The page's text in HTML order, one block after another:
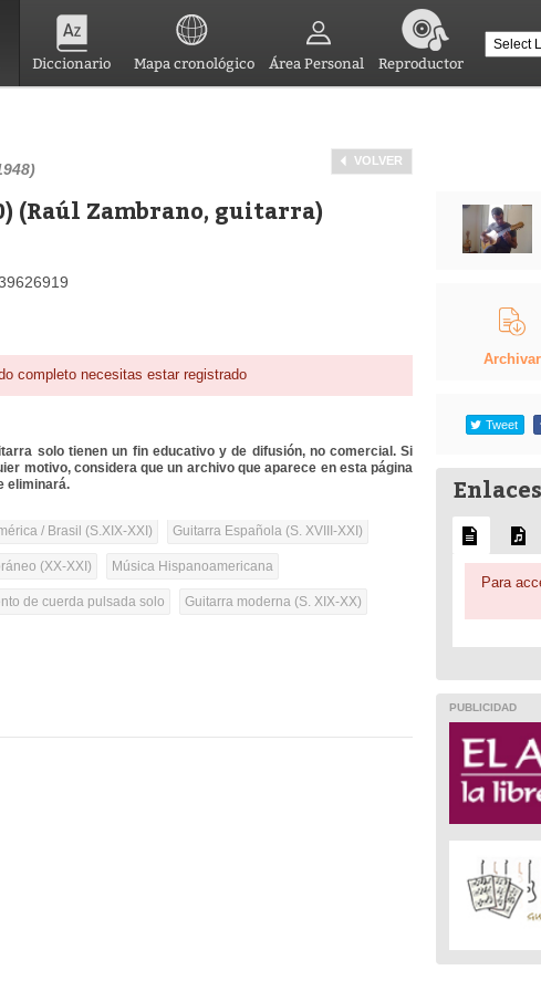
Diccionario Mapa cronológico Área Personal Reproductor
VOLVER
(Raúl Zambrano, guitarra)
completo necesitas estar registrado
solo tienen un fin educativo y de difusión, no comercial. Si
motivo, considera que un archivo que aparece en esta página
eliminará.
/ Brasil (S.XIX-XXI) Guitarra Española (S. XVIII-XXI)
(XX-XXI) Música Hispanoamericana
de cuerda pulsada solo Guitarra moderna (S. XIX-XX)
Archivar
Tweet
Para
PUBLICIDAD